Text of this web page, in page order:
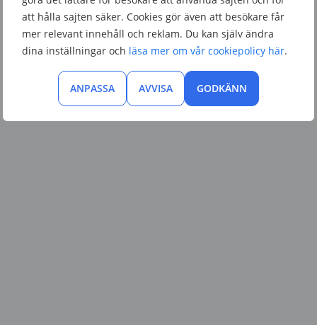
att hålla sajten säker. Cookies gör även att besökare får
mer relevant innehåll och reklam. Du kan själv ändra
dina inställningar och läsa mer om vår cookiepolicy här.
ANPASSA AVVISA GODKÄNN